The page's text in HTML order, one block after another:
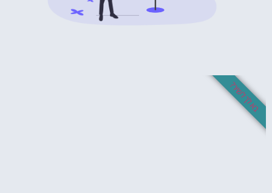
בא לך לשיר?